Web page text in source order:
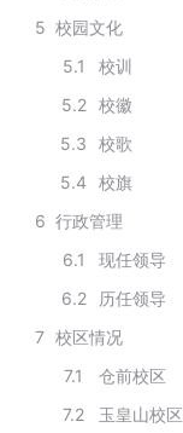
5 校园文化
5.1
校训
5.2
校徽
5.3
校歌
5.4
校旗
6 行政管理
6.1
现任领导
6.2
历任领导
7 校区情况
7.1
仓前校区
7.2
玉皇山校区